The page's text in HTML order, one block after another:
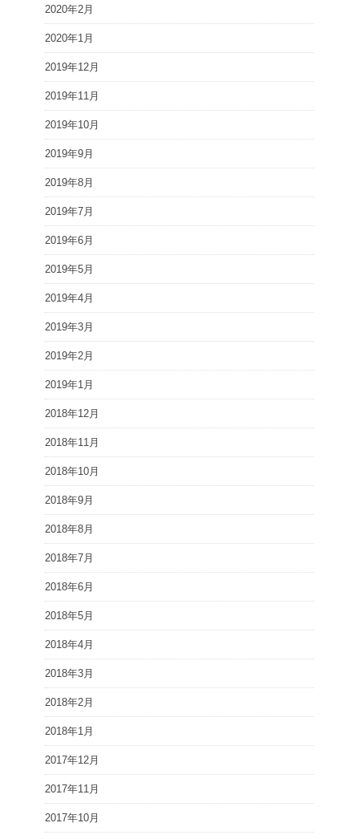
2020年2月
2020年1月
2019年12月
2019年11月
2019年10月
2019年9月
2019年8月
2019年7月
2019年6月
2019年5月
2019年4月
2019年3月
2019年2月
2019年1月
2018年12月
2018年11月
2018年10月
2018年9月
2018年8月
2018年7月
2018年6月
2018年5月
2018年4月
2018年3月
2018年2月
2018年1月
2017年12月
2017年11月
2017年10月